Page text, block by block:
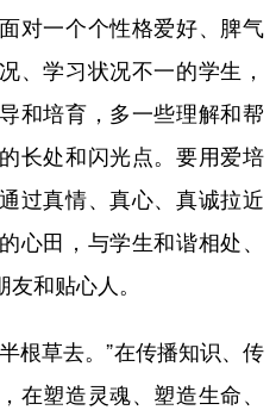
对一个个性格爱好、脾气
、学习状况不一的学生，
和培育，多一些理解和帮
长处和闪光点。要用爱培
过真情、真心、真诚拉近
心田，与学生和谐相处、
和贴心人。
草去。”在传播知识、传
在塑造灵魂、塑造生命、